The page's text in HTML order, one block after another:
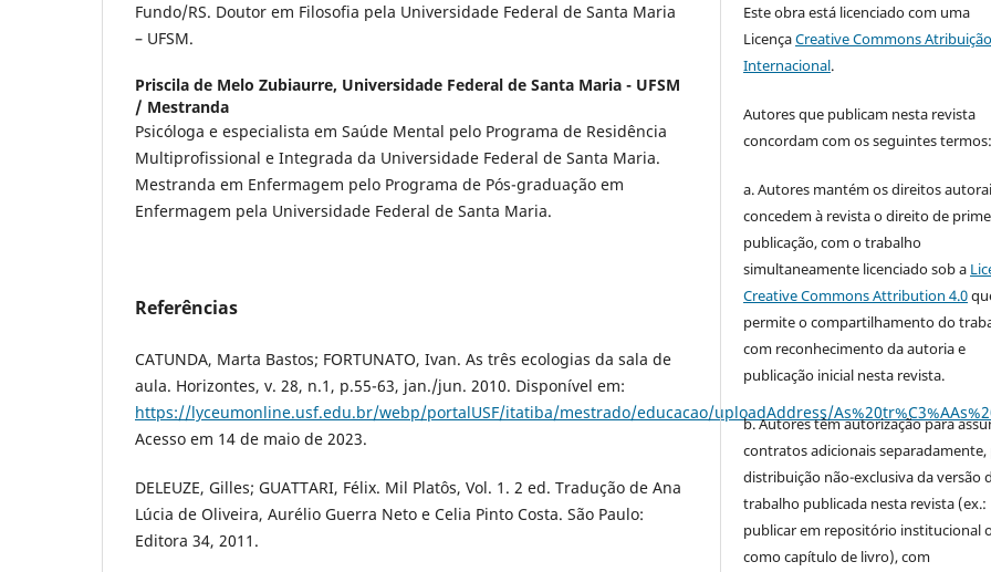
Fundo/RS. Doutor em Filosofia pela Universidade Federal de Santa Maria
– UFSM.
Priscila de Melo Zubiaurre, Universidade Federal de Santa Maria - UFSM
/ Mestranda
Psicóloga e especialista em Saúde Mental pelo Programa de Residência
Multiprofissional e Integrada da Universidade Federal de Santa Maria.
Mestranda em Enfermagem pelo Programa de Pós-graduação em
Enfermagem pela Universidade Federal de Santa Maria.
Referências
CATUNDA, Marta Bastos; FORTUNATO, Ivan. As três ecologias da sala de
aula. Horizontes, v. 28, n.1, p.55-63, jan./jun. 2010. Disponível em:
https://lyceumonline.usf.edu.br/webp/portalUSF/itatiba/mestrado/educacao/uploadAddress/
Acesso em 14 de maio de 2023.
DELEUZE, Gilles; GUATTARI, Félix. Mil Platôs, Vol. 1. 2 ed. Tradução de Ana
Lúcia de Oliveira, Aurélio Guerra Neto e Celia Pinto Costa. São Paulo:
Editora 34, 2011.
Este obra está licenciado com uma
LicençaCreative Commons
Internacional.
Autores que publicam nesta revista
concordam com os seguintes termos:
a. Autores mantém os direitos
concedem à revista o direito de
publicação, com o trabalho
simultaneamente licenciado sob a
Creative Commons Attribution 4.0
permite o compartilhamento do
com reconhecimento da autoria e
publicação inicial nesta revista.
b. Autores têm autorização para
contratos adicionais separadamente,
distribuição não-exclusiva da versão
trabalho publicada nesta revista (ex.:
publicar em repositório institucional
como capítulo de livro), com